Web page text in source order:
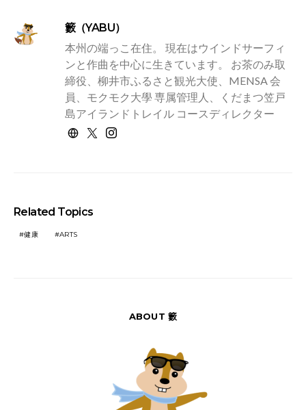
籔（YABU）
本州の端っこ在住。 現在はウインドサーフィ
ンと作曲を中心に生きています。 お茶のみ取
締役、柳井市ふるさと観光大使、MENSA 会
員、モクモク大學 専属管理人、くだまつ笠戸
島アイランドトレイル コースディレクター
Related Topics
健康 ARTS
ABOUT 籔